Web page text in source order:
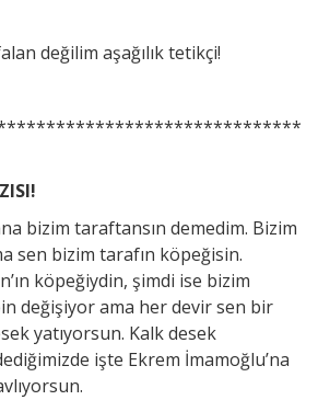
değilim aşağılık tetikçi!
bizim taraftansın demedim. Bizim
sen bizim tarafın köpeğisin.
köpeğiydin, şimdi ise bizim
değişiyor ama her devir sen bir
yatıyorsun. Kalk desek
işte Ekrem İmamoğlu’na